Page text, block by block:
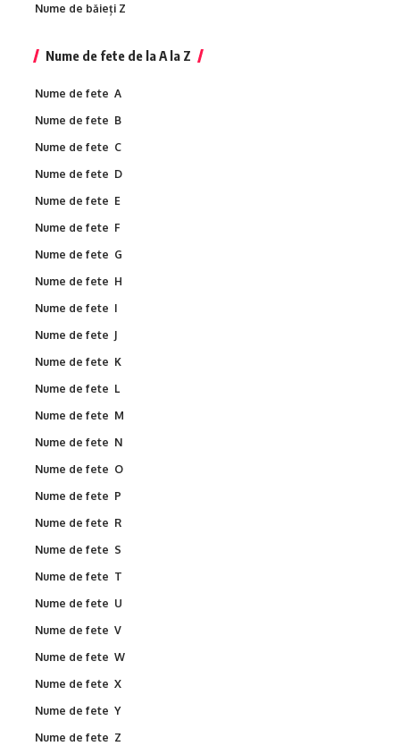
Nume de băieți Z
Nume de fete de la A la Z
Nume de fete A
Nume de fete B
Nume de fete C
Nume de fete D
Nume de fete E
Nume de fete F
Nume de fete G
Nume de fete H
Nume de fete I
Nume de fete J
Nume de fete K
Nume de fete L
Nume de fete M
Nume de fete N
Nume de fete O
Nume de fete P
Nume de fete R
Nume de fete S
Nume de fete T
Nume de fete U
Nume de fete V
Nume de fete W
Nume de fete X
Nume de fete Y
Nume de fete Z